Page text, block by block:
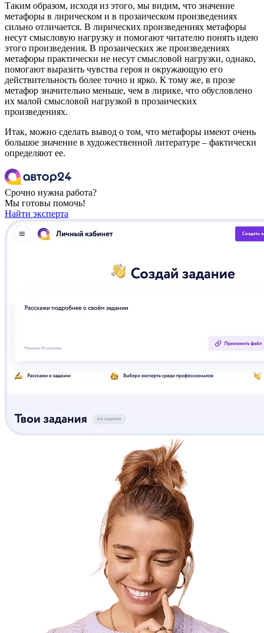
Таким образом, исходя из этого, мы видим, что значение
метафоры в лирическом и в прозаическом произведениях
сильно отличается. В лирических произведениях метафоры
несут смысловую нагрузку и помогают читателю понять идею
этого произведения. В прозаических же произведениях
метафоры практически не несут смысловой нагрузки, однако,
помогают выразить чувства героя и окружающую его
действительность более точно и ярко. К тому же, в прозе
метафор значительно меньше, чем в лирике, что обусловлено
их малой смысловой нагрузкой в прозаических
произведениях.
Итак, можно сделать вывод о том, что метафоры имеют очень
большое значение в художественной литературе – фактически
определяют ее.
Срочно нужна работа?
Мы готовы помочь!
Найти эксперта